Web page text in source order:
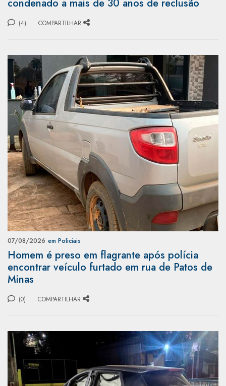
condenado a mais de 30 anos de reclusão
(4) COMPARTILHAR
07/08/2026 em Policiais
Homem é preso em flagrante após polícia
encontrar veículo furtado em rua de Patos de
Minas
(0) COMPARTILHAR